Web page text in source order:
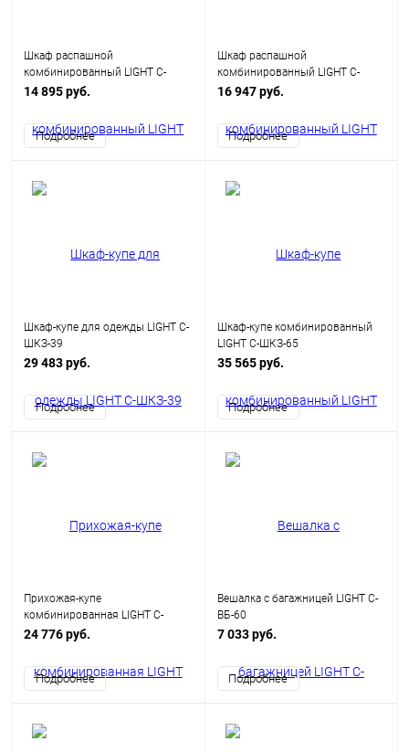
Шкаф распашной
комбинированный LIGHT С-
ШРК-40
14 895 руб.
Подробнее
Шкаф распашной
комбинированный LIGHT С-
ШРК-55
16 947 руб.
Подробнее
Шкаф-купе для одежды LIGHT С-
ШКЗ-39
29 483 руб.
Подробнее
Шкаф-купе комбинированный
LIGHT С-ШКЗ-65
35 565 руб.
Подробнее
Прихожая-купе
комбинированная LIGHT С-
ПК-39
24 776 руб.
Подробнее
Вешалка с багажницей LIGHT С-
ВБ-60
7 033 руб.
Подробнее